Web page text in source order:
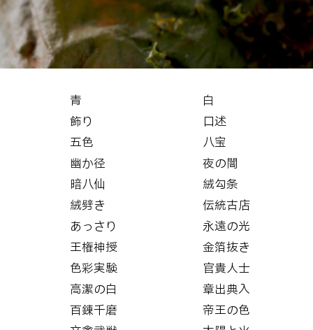
青
白
飾り
口述
五色
八宝
幽か径
夜の闇
暗八仙
絨勾条
絨劈き
伝統古店
あっさり
永遠の光
王権神授
金箔抜き
色彩実験
官貴人士
高潔の白
章出典入
百錬千磨
帝王の色